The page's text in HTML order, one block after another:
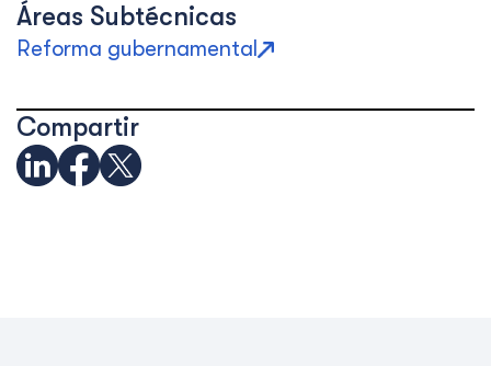
Áreas Subtécnicas
Reforma gubernamental
Compartir